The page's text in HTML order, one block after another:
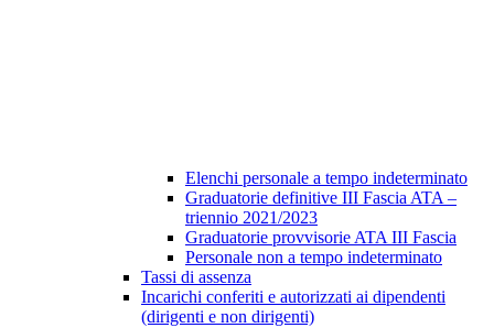
Elenchi personale a tempo indeterminato
Graduatorie definitive III Fascia ATA –
triennio 2021/2023
Graduatorie provvisorie ATA III Fascia
Personale non a tempo indeterminato
Tassi di assenza
Incarichi conferiti e autorizzati ai dipendenti
(dirigenti e non dirigenti)